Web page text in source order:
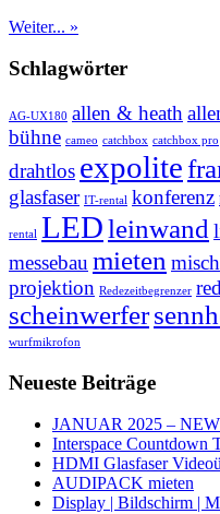
Weiter... »
Schlagwörter
AG-UX180 allen & heath
bühne cameo catchbox catchbox pro
drahtlos expolite
glasfaser IT-rental konferenz
rental LEDleinwand
messebau mieten
projektion Redezeitbegrenzer
scheinwerfer
wurfmikrofon
Neueste Beiträge
JANUAR 2025 –
Interspace Countdown
HDMI Glasfaser
AUDIPACK mieten
Display | Bildschirm |